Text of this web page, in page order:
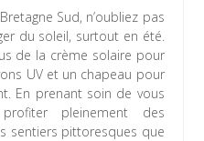
Sud, n’oubliez pas
du soleil, surtout en été.
de la crème solaire pour
UV et un chapeau pour
En prenant soin de vous
pleinement des
sentiers pittoresques que